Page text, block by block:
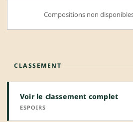
Compositions non
CLASSEMENT
Voir le classement complet
ESPOIRS